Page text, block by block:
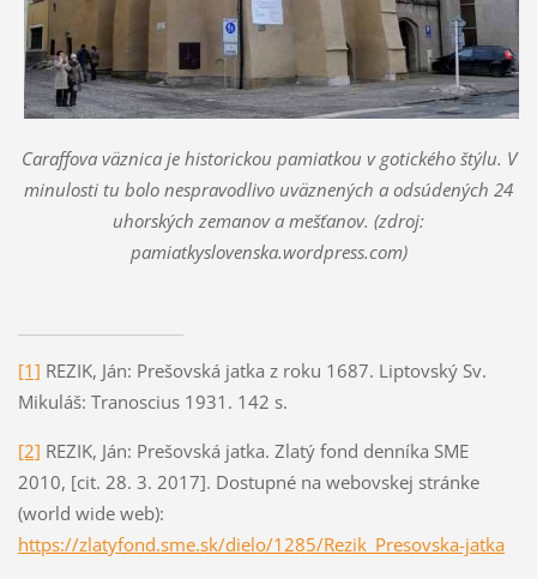
Caraffova väznica je historickou pamiatkou v gotického štýlu. V
minulosti tu bolo nespravodlivo uväznených a odsúdených 24
uhorských zemanov a mešťanov. (zdroj:
pamiatkyslovenska.wordpress.com)
[1] REZIK, Ján: Prešovská jatka z roku 1687. Liptovský Sv.
Mikuláš: Tranoscius 1931. 142 s.
[2] REZIK, Ján: Prešovská jatka. Zlatý fond denníka SME
2010, [cit. 28. 3. 2017]. Dostupné na webovskej stránke
(world wide web):
https://zlatyfond.sme.sk/dielo/1285/Rezik_Presovska-jatka